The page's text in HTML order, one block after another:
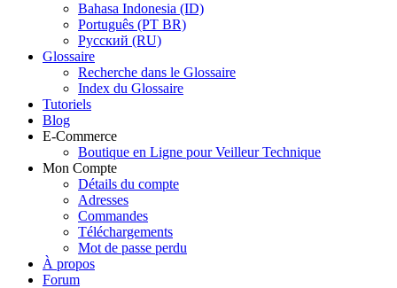
Bahasa Indonesia (ID)
Português (PT BR)
Pусский (RU)
Glossaire
Recherche dans le Glossaire
Index du Glossaire
Tutoriels
Blog
E-Commerce
Boutique en Ligne pour Veilleur Technique
Mon Compte
Détails du compte
Adresses
Commandes
Téléchargements
Mot de passe perdu
À propos
Forum